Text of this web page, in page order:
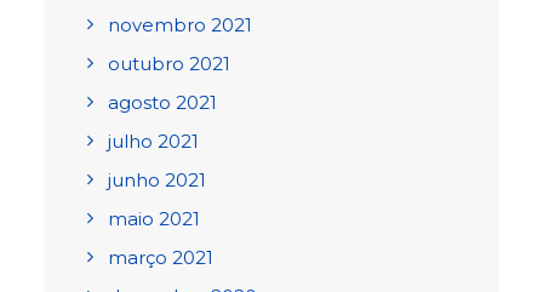
novembro 2021
outubro 2021
agosto 2021
julho 2021
junho 2021
maio 2021
março 2021